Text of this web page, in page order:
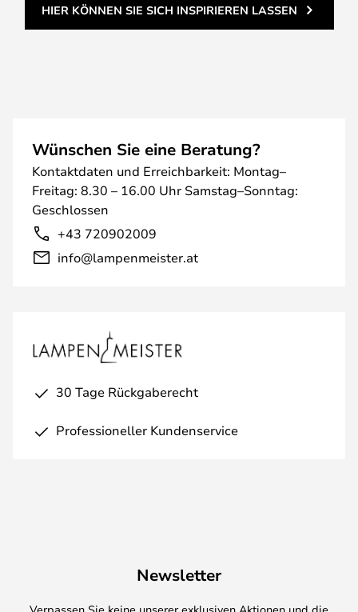
HIER KÖNNEN SIE SICH INSPIRIEREN LASSEN
Wünschen Sie eine Beratung?
Kontaktdaten und Erreichbarkeit: Montag–
Freitag: 8.30 – 16.00 Uhr Samstag–Sonntag:
Geschlossen
+43 720902009
info@lampenmeister.at
30 Tage Rückgaberecht
Professioneller Kundenservice
Newsletter
Verpassen Sie keine unserer exklusiven Aktionen und die